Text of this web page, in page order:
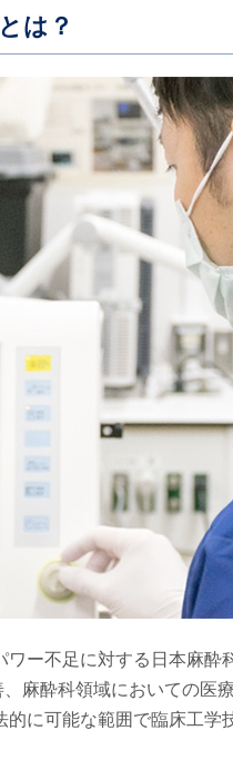
は？
ー不足に対する日本麻酔
麻酔科領域においての医
に可能な範囲で臨床工学